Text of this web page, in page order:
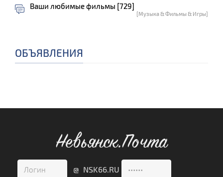
Ваши любимые фильмы [729]
[Музыка & Фильмы & Игры]
ОБЪЯВЛЕНИЯ
Невьянск.Почта
@ NSK66.RU